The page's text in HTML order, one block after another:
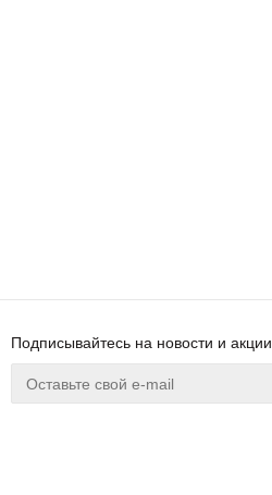
Подписывайтесь на новости и акции